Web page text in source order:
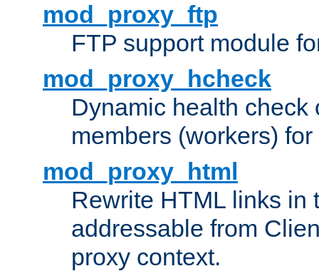
mod_proxy_ftp
FTP support module
mod_proxy_hcheck
Dynamic health check
members (workers) for
mod_proxy_html
Rewrite HTML links in
addressable from
proxy context.